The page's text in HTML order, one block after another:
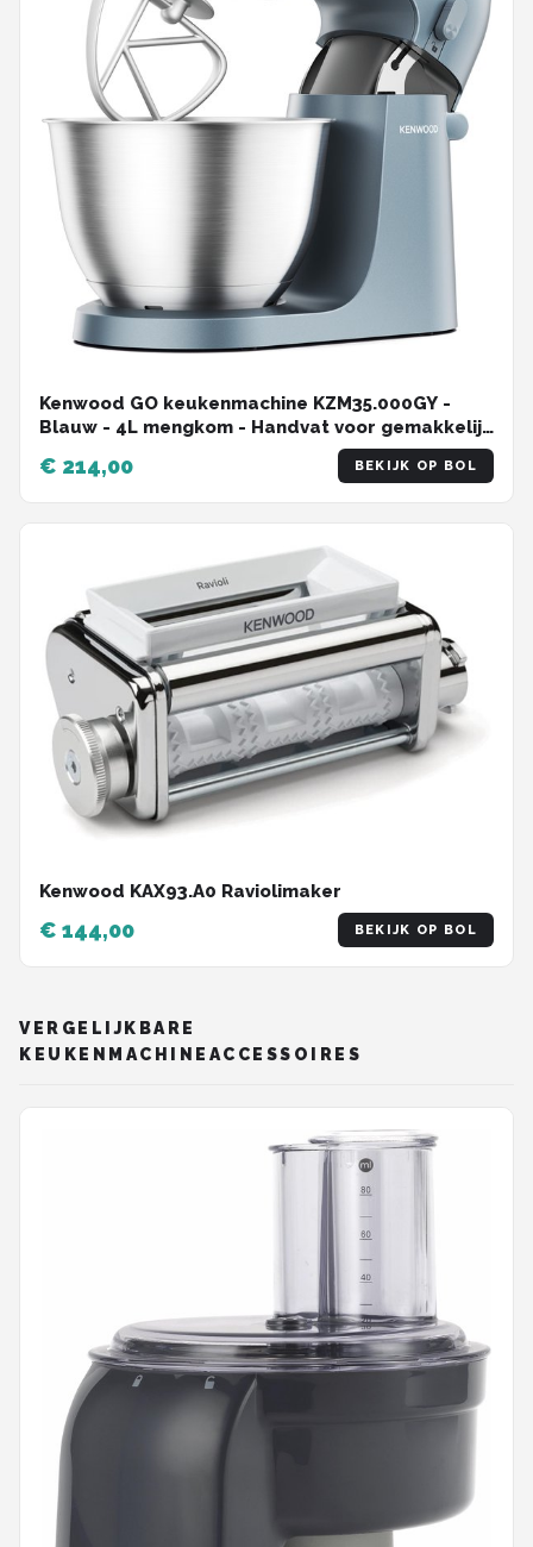
Kenwood GO keukenmachine KZM35.000GY -
Blauw - 4L mengkom - Handvat voor gemakkelijk
verplaatsen - Compacte keukenrobot -
Opbergen in keukenkast of lade - [onderdeel GO
collectie]
€ 214,00 BEKIJK OP BOL
Kenwood KAX93.A0 Raviolimaker
€ 144,00 BEKIJK OP BOL
VERGELIJKBARE
KEUKENMACHINEACCESSOIRES